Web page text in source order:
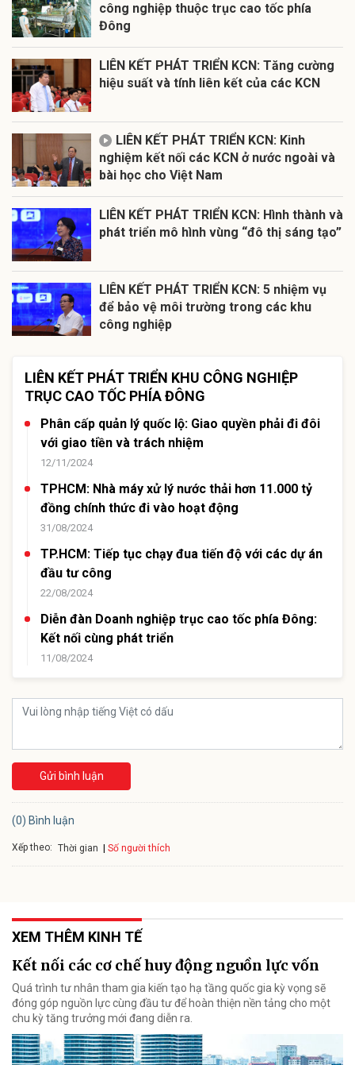
công nghiệp thuộc trục cao tốc phía
Đông
LIÊN KẾT PHÁT TRIỂN KCN: Tăng cường
hiệu suất và tính liên kết của các KCN
LIÊN KẾT PHÁT TRIỂN KCN: Kinh
nghiệm kết nối các KCN ở nước ngoài và
bài học cho Việt Nam
LIÊN KẾT PHÁT TRIỂN KCN: Hình thành và
phát triển mô hình vùng “đô thị sáng tạo”
LIÊN KẾT PHÁT TRIỂN KCN: 5 nhiệm vụ
để bảo vệ môi trường trong các khu
công nghiệp
LIÊN KẾT PHÁT TRIỂN KHU CÔNG NGHIỆP
TRỤC CAO TỐC PHÍA ĐÔNG
Phân cấp quản lý quốc lộ: Giao quyền phải đi đôi
với giao tiền và trách nhiệm
12/11/2024
TPHCM: Nhà máy xử lý nước thải hơn 11.000 tỷ
đồng chính thức đi vào hoạt động
31/08/2024
TP.HCM: Tiếp tục chạy đua tiến độ với các dự án
đầu tư công
22/08/2024
Diễn đàn Doanh nghiệp trục cao tốc phía Đông:
Kết nối cùng phát triển
11/08/2024
Gửi bình luận
(0) Bình luận
Xếp theo: Thời gian Số người thích
XEM THÊM KINH TẾ
Kết nối các cơ chế huy động nguồn lực vốn
Quá trình tư nhân tham gia kiến tạo hạ tầng quốc gia kỳ vọng sẽ
đóng góp nguồn lực cùng đầu tư để hoàn thiện nền tảng cho một
chu kỳ tăng trưởng mới đang diễn ra.